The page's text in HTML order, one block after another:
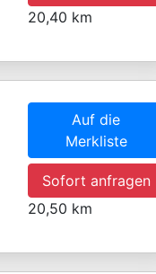
20,40 km
Auf die
Merkliste
Sofort anfragen
20,50 km